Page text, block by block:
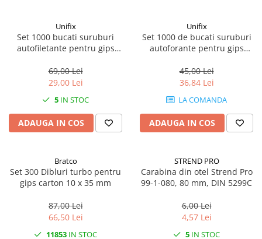
Figurine si decoratiuni Craciun
Instalatii de Craciun
Lumanari si candele
Suporturi lumanari
Curatenie
Maturi, Mopuri si galeti
Prosoape de hartie si servetele
Saci gunoi
Servetele umede
Unifix
Set 1000 bucati suruburi
autofiletante pentru gips
69,00 Lei
29,00 Lei
5 IN STOC
ADAUGA IN COS
Unifix
Set 1000 de bucati suruburi
autoforante pentru gips
45,00 Lei
36,84 Lei
LA COMANDA
ADAUGA IN COS
Bratco
Set 300 Dibluri turbo pentru
gips carton 10 x 35 mm
87,00 Lei
66,50 Lei
11853 IN STOC
STREND PRO
Carabina din otel Strend Pro
99-1-080, 80 mm, DIN 5299C
6,00 Lei
4,57 Lei
5 IN STOC